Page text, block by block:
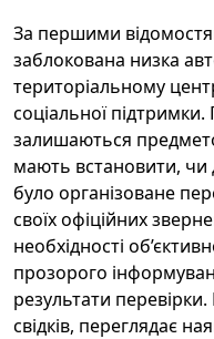
За першими
заблокована низка
територіальному
соціальної
залишаються
мають встановити, чи
було організоване
своїх офіційних
необхідності
прозорого
результати
свідків, переглядає